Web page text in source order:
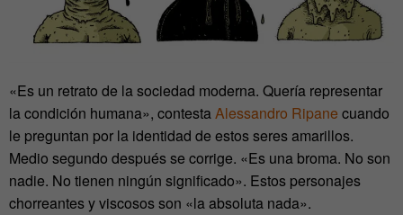
«Es un retrato de la sociedad moderna. Quería representar
la condición humana», contestaAlessandro Ripane cuando
le preguntan por la identidad de estos seres amarillos.
Medio segundo después se corrige. «Es una broma. No son
nadie. No tienen ningún significado». Estos personajes
chorreantes y viscosos son «la absoluta nada».